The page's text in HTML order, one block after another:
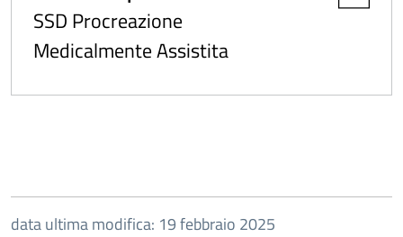
SSD Procreazione
Medicalmente Assistita
data ultima modifica: 19 febbraio 2025